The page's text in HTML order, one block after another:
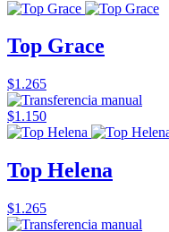
Top Grace
$1.265
$1.150
Top Helena
$1.265